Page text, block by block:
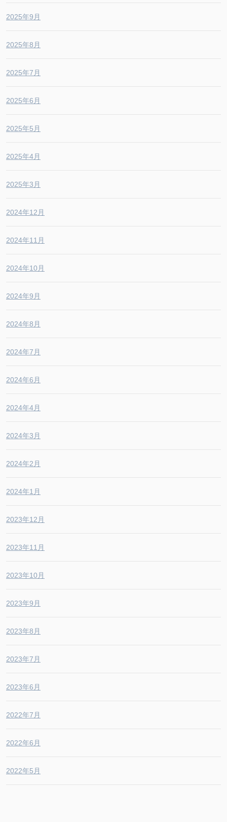
2025年9月
2025年8月
2025年7月
2025年6月
2025年5月
2025年4月
2025年3月
2024年12月
2024年11月
2024年10月
2024年9月
2024年8月
2024年7月
2024年6月
2024年4月
2024年3月
2024年2月
2024年1月
2023年12月
2023年11月
2023年10月
2023年9月
2023年8月
2023年7月
2023年6月
2022年7月
2022年6月
2022年5月